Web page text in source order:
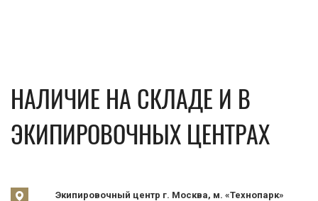
НАЛИЧИЕ НА СКЛАДЕ И В
ЭКИПИРОВОЧНЫХ ЦЕНТРАХ
Экипировочный центр г. Москва, м. «Технопарк»